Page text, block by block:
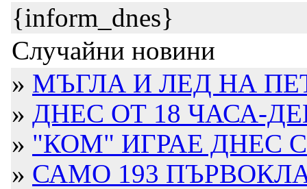
{inform_dnes}
Случайни новини
» МЪГЛА И ЛЕД НА
» ДНЕС ОТ 18 ЧАСА-
» "КОМ" ИГРАЕ ДНЕС
» САМО 193